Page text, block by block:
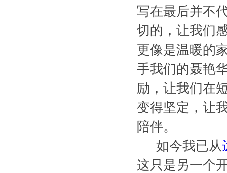
写在最后并不
切的，让我们
更像是温暖的
手我们的聂艳
励，让我们在
变得坚定，让
陪伴。
如今我已从
这只是另一个